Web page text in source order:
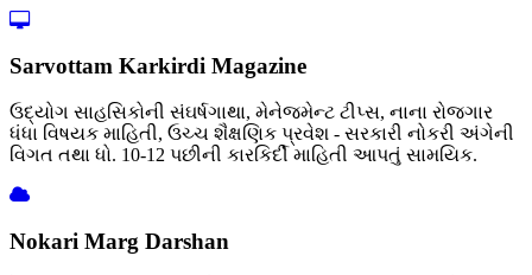
Sarvottam Karkirdi Magazine
ઉદ્યોગ સાહસિકોની સંઘર્ષગાથા, મેનેજમેન્ટ ટીપ્સ, નાના રોજગાર
ધંધા વિષયક માહિતી, ઉચ્ચ શૈક્ષણિક પ્રવેશ - સરકારી નોકરી અંગેની
વિગત તથા ધો. 10-12 પછીની કારકિર્દી માહિતી આપતું સામયિક.
Nokari Marg Darshan